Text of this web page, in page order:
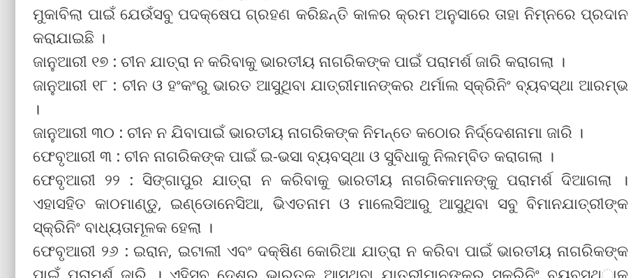
ମୁକାବିଲା ପାଇଁ ଯେଉଁସବୁ ପଦକ୍ଷେପ ଗ୍ରହଣ କରିଛନ୍ତି କାଳର କ୍ରମ ଅନୁସାରେ ତାହା ନିମ୍ନରେ ପ୍ରଦାନ
କରାଯାଇଛି ।
ଜାନୁଆରୀ ୧୭ : ଚୀନ ଯାତ୍ରା ନ କରିବାକୁ ଭାରତୀୟ ନାଗରିକଙ୍କ ପାଇଁ ପରାମର୍ଶ ଜାରି କରାଗଲା ।
ଜାନୁଆରୀ ୧୮ : ଚୀନ ଓ ହଂକଂରୁ ଭାରତ ଆସୁଥିବା ଯାତ୍ରୀମାନଙ୍କର ଥର୍ମାଲ ସ୍କ୍ରିନିଂ ବ୍ୟବସ୍ଥା ଆରମ୍ଭ
।
ଜାନୁଆରୀ ୩୦ : ଚୀନ ନ ଯିବାପାଇଁ ଭାରତୀୟ ନାଗରିକଙ୍କ ନିମନ୍ତେ କଠୋର ନିର୍ଦ୍ଦେଶନାମା ଜାରି ।
ଫେବୃଆରୀ ୩ : ଚୀନ ନାଗରିକଙ୍କ ପାଇଁ ଇ-ଭସା ବ୍ୟବସ୍ଥା ଓ ସୁବିଧାକୁ ନିଲମ୍ବିତ କରାଗଲା ।
ଫେବୃଆରୀ ୨୨ : ସିଙ୍ଗାପୁର ଯାତ୍ରା ନ କରିବାକୁ ଭାରତୀୟ ନାଗରିକମାନଙ୍କୁ ପରାମର୍ଶ ଦିଆଗଲା ।
ଏହାସହିତ କାଠମାଣ୍ଡୁ, ଇଣ୍ଡୋନେସିଆ, ଭିଏତନାମ ଓ ମାଲେସିଆରୁ ଆସୁଥିବା ସବୁ ବିମାନଯାତ୍ରୀଙ୍କ
ସ୍କ୍ରିନିଂ ବାଧ୍ୟତାମୂଳକ ହେଲା ।
ଫେବୃଆରୀ ୨୬ : ଇରାନ, ଇଟାଲୀ ଏବଂ ଦକ୍ଷିଣ କୋରିଆ ଯାତ୍ରା ନ କରିବା ପାଇଁ ଭାରତୀୟ ନାଗରିକଙ୍କ